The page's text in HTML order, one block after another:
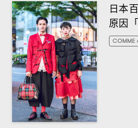
日本
原因
COMME